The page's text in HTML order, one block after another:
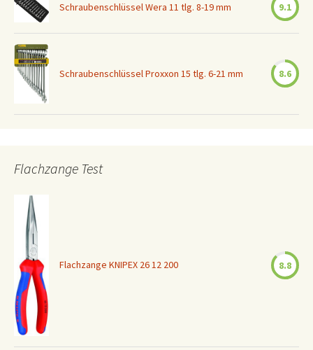
Schraubenschlüssel Wera 11 tlg. 8-19 mm 9.1
Schraubenschlüssel Proxxon 15 tlg. 6-21 mm 8.6
Flachzange Test
Flachzange KNIPEX 26 12 200 8.8